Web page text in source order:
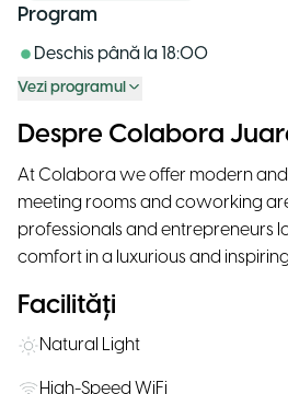
Program
Deschis până la 18:00
Vezi programul
Despre Colabora
At Colabora we offer modern
meeting rooms and coworking
professionals and entrepreneurs
comfort in a luxurious and
Facilități
Natural Light
High-Speed WiFi